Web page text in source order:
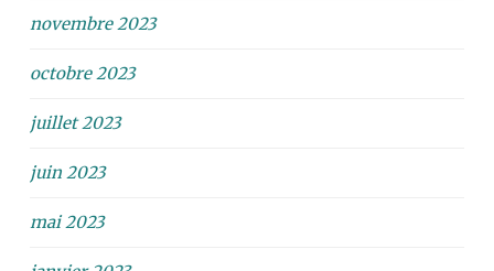
novembre 2023
octobre 2023
juillet 2023
juin 2023
mai 2023